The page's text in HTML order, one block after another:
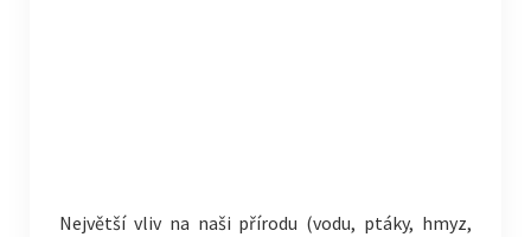
Největší vliv na naši přírodu (vodu, ptáky, hmyz,